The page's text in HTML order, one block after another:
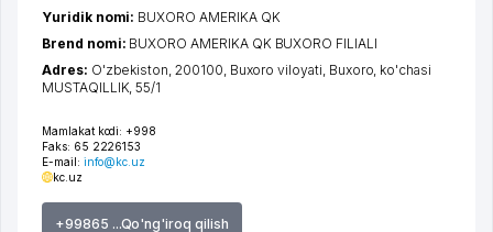
Mamlakat kodi: +998
Faks: 65 2226153
E-mail: info@kc.uz
kc.uz
+99865 ...Qo'ng'iroq qilish
Yuridik nomi: BUXORO AMERIKA QK
Brend nomi: BUXORO AMERIKA QK BUXORO FILIALI
Adres: O'zbekiston, 200100, Buxoro viloyati, Buxoro, ko'chasi
MUSTAQILLIK, 55/1